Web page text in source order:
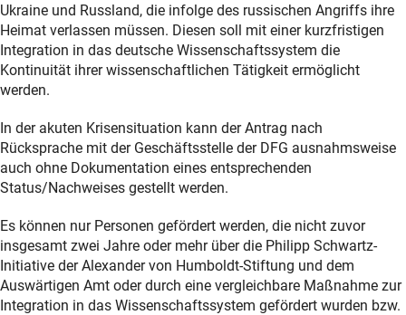
Ukraine und Russland, die infolge des russischen Angriffs ihre
Heimat verlassen müssen. Diesen soll mit einer kurzfristigen
Integration in das deutsche Wissenschaftssystem die
Kontinuität ihrer wissenschaftlichen Tätigkeit ermöglicht
werden.
In der akuten Krisensituation kann der Antrag nach
Rücksprache mit der Geschäftsstelle der DFG ausnahmsweise
auch ohne Dokumentation eines entsprechenden
Status/Nachweises gestellt werden.
Es können nur Personen gefördert werden, die nicht zuvor
insgesamt zwei Jahre oder mehr über die Philipp Schwartz-
Initiative der Alexander von Humboldt-Stiftung und dem
Auswärtigen Amt oder durch eine vergleichbare Maßnahme zur
Integration in das Wissenschaftssystem gefördert wurden bzw.